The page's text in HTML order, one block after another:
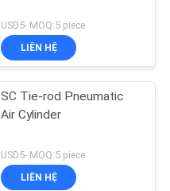
USD5- MOQ:5 piece
LIÊN HỆ
SC Tie-rod Pneumatic
Air Cylinder
USD5- MOQ:5 piece
LIÊN HỆ